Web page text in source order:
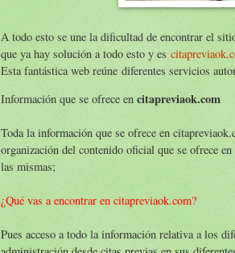
A todo esto se une la dificultad de encontrar el
que ya hay solución a todo esto y es
Esta fantástica web reúne diferentes servicios
Información que se ofrece en citapreviaok.com
Toda la información que se ofrece en
organización del contenido oficial que se ofrece
las mismas;
¿Qué vas a encontrar en citapreviaok.com?
Pues acceso a todo la información relativa a los